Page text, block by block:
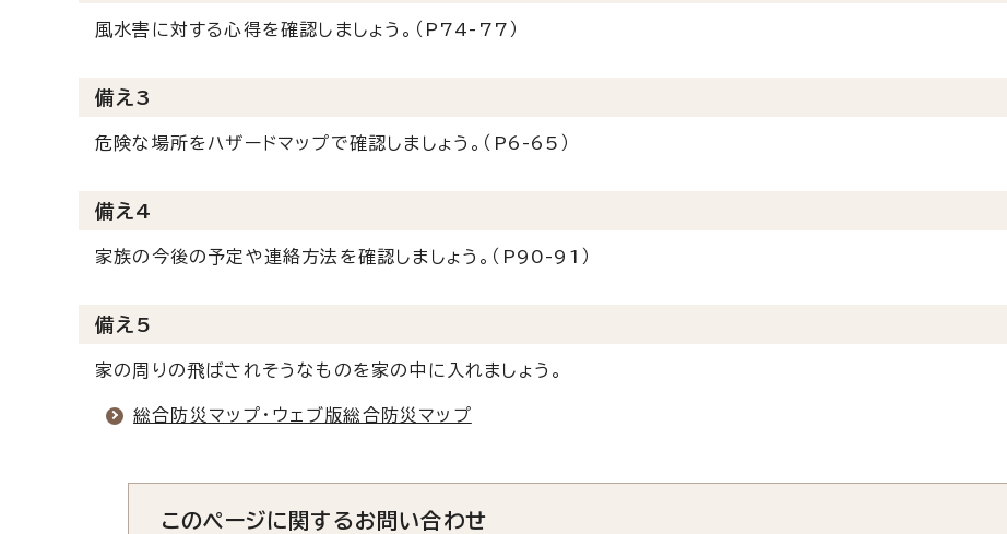
風水害に対する心得を確認しましょう。（P74-77）
備え3
危険な場所をハザードマップで確認しましょう。（P6-65）
備え4
家族の今後の予定や連絡方法を確認しましょう。（P90-91）
備え5
家の周りの飛ばされそうなものを家の中に入れましょう。
総合防災マップ・ウェブ版総合防災マップ
このページに関するお問い合わせ